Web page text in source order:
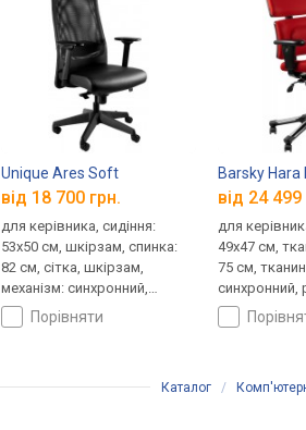
Unique Ares Soft
від 18 700 грн.
для керівника, сидіння:
53x50 см, шкірзам, спинка:
82 см, сітка, шкірзам,
механізм: синхронний,
регулювання: висоти,
жорсткості
порівняти
Barsky Hara
від 24 499
для
49x47 см,
75 см,
синхронний,
висоти,
Каталог /